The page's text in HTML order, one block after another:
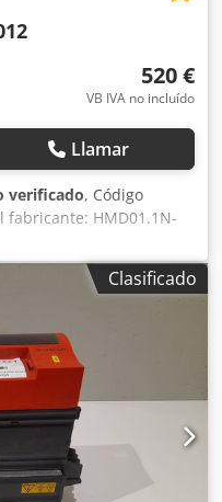
520 €
VB IVA no incluído
Llamar
verificado, Código
fabricante: HMD01.1N-
No probado -
- WEEKE - Si está
de revisión; póngase en
Ahbea
Clasificado